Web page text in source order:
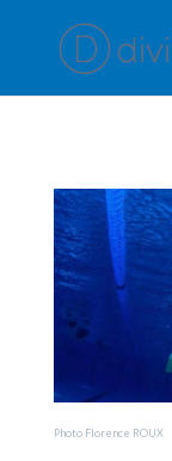
Photo Florence ROUX